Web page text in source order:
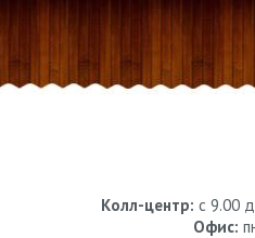
Колл-центр: с 9.00
Офис: